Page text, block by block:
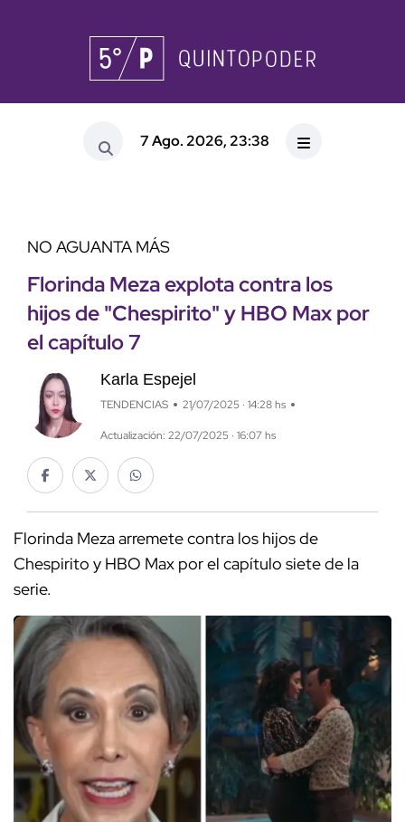
7 Ago. 2026, 23:38
NO AGUANTA MÁS
Florinda Meza explota contra los
hijos de "Chespirito" y HBO Max por
el capítulo 7
Karla Espejel
TENDENCIAS 21/07/2025 · 14:28 hs
Actualización: 22/07/2025 · 16:07 hs
Florinda Meza arremete contra los hijos de
Chespirito y HBO Max por el capítulo siete de la
serie.